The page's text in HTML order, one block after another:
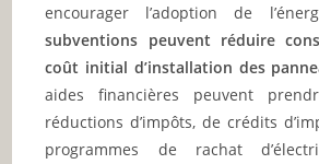
encourager l’adoption de
subventions peuvent réduire
coût initial d’installation des
aides financières peuvent
réductions d’impôts, de crédits
programmes de rachat